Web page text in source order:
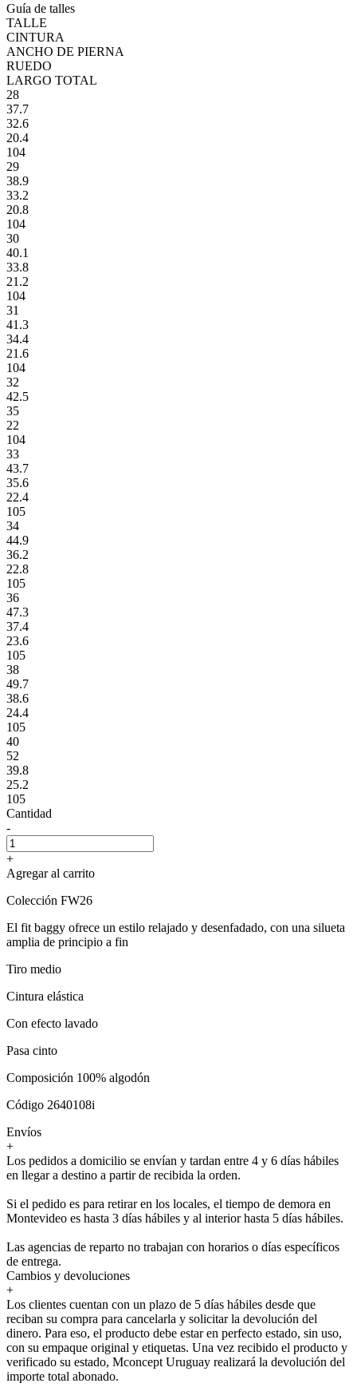
Guía de talles
TALLE
CINTURA
ANCHO DE PIERNA
RUEDO
LARGO TOTAL
28
37.7
32.6
20.4
104
29
38.9
33.2
20.8
104
30
40.1
33.8
21.2
104
31
41.3
34.4
21.6
104
32
42.5
35
22
104
33
43.7
35.6
22.4
105
34
44.9
36.2
22.8
105
36
47.3
37.4
23.6
105
38
49.7
38.6
24.4
105
40
52
39.8
25.2
105
Cantidad
-
+
Agregar al carrito
Colección FW26
El fit baggy ofrece un estilo relajado y desenfadado, con una silueta
amplia de principio a fin
Tiro medio
Cintura elástica
Con efecto lavado
Pasa cinto
Composición 100% algodón
Código 2640108i
Envíos
+
Los pedidos a domicilio se envían y tardan entre 4 y 6 días hábiles
en llegar a destino a partir de recibida la orden.
Si el pedido es para retirar en los locales, el tiempo de demora en
Montevideo es hasta 3 días hábiles y al interior hasta 5 días hábiles.
Las agencias de reparto no trabajan con horarios o días específicos
de entrega.
Cambios y devoluciones
+
Los clientes cuentan con un plazo de 5 días hábiles desde que
reciban su compra para cancelarla y solicitar la devolución del
dinero. Para eso, el producto debe estar en perfecto estado, sin uso,
con su empaque original y etiquetas. Una vez recibido el producto y
verificado su estado, Mconcept Uruguay realizará la devolución del
importe total abonado.